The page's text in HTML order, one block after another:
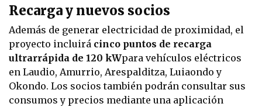
Recarga y nuevos socios
Además de generar electricidad de proximidad, el
proyecto incluirá cinco puntos de recarga
ultrarrápida de 120 kWpara vehículos eléctricos
en Laudio, Amurrio, Arespalditza, Luiaondo y
Okondo. Los socios también podrán consultar sus
consumos y precios mediante una aplicación